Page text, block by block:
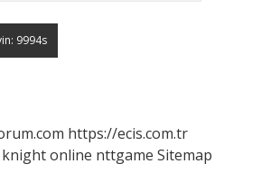
https://ecis.com.tr
knight online nttgame Sitemap